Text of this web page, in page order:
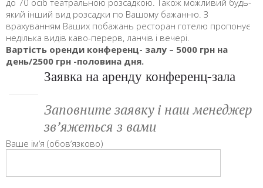
до 70 осіб театральною розсадкою. Також можливий будь-
який інший вид розсадки по Вашому бажанню. З
врахуванням Ваших побажань ресторан готелю пропонує
неділька видів каво-перерв, ланчів і вечері.
Вартість оренди конференц- залу – 5000 грн на
день/2500 грн -половина дня.
Заявка на аренду конференц-зала
Заповните заявку і наш менеджер
звʼяжеться з вами
Ваше імʼя (обовʼязково)